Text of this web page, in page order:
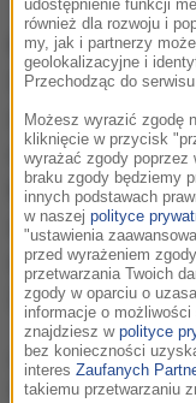
Numer "It
Seleny zdążył
całym
nie
kawałka i
odsłona – z
serii "Szybcy i
Zobacz, jak to
Kygo, norweski
którym gościnnie
udostępnienie funkcji
również dla rozwoju i
my, jak i partnerzy
geolokalizacyjne i
Przechodząc do
Możesz wyrazić zgodę
kliknięcie w przycisk
wyrażać zgody poprzez
braku zgody będziemy
innych podstawach
w naszej polityce
"ustawienia
przed wyrażeniem
przetwarzania Twoich
zgody w oparciu o
informacje o
znajdziesz w polityce
bez konieczności
interes Zaufanych
takiemu przetwarzaniu